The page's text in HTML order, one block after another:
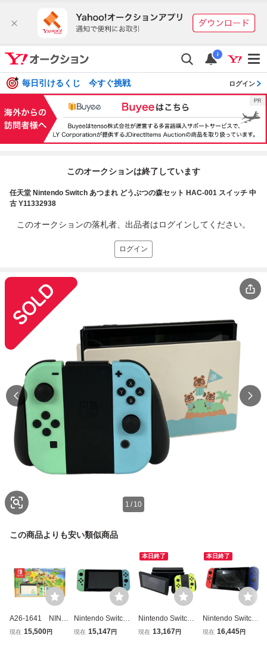
i
毎日引けるくじ 今すぐ挑戦 ログイン
このオークションは終了しています
任天堂 Nintendo Switch あつまれ どうぶつの森セット HAC-001 スイッチ 中
古 Y11332938
このオークションの落札者、出品者はログインしてください。
ログイン
1 / 10
この商品よりも安い類似商品
A26-1641 NINT
ENDO SWITCH ニ
現在 15,500円
Nintendo Switch
任天堂 HAC-001
現在 15,147円
本日終了
Nintendo Switch
HAC-001 ニンテ
現在 13,167円
本日終了
Nintendo Switch
HAC-001 ニンテ
現在 16,445円